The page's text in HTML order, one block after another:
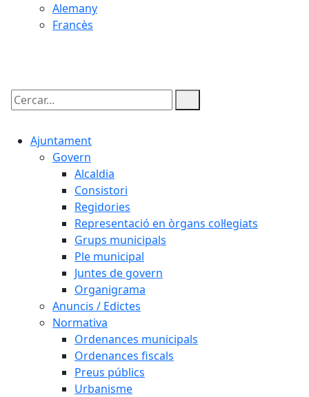
Alemany
Francès
Cercar:
Ajuntament
Govern
Alcaldia
Consistori
Regidories
Representació en òrgans col·legiats
Grups municipals
Ple municipal
Juntes de govern
Organigrama
Anuncis / Edictes
Normativa
Ordenances municipals
Ordenances fiscals
Preus públics
Urbanisme